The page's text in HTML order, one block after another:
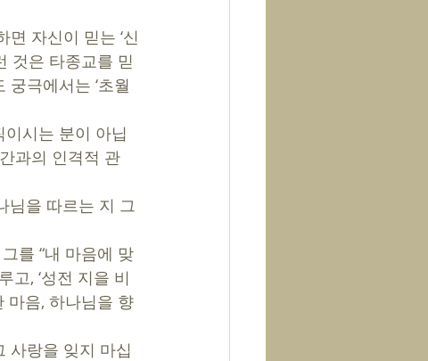
것은 타종교를 믿
궁극에서는 ‘초월
시는 분이 아닙
과의 인격적 관
님을 따르는 지 그
를 “내 마음에 맞
고, ‘성전 지을 비
마음, 하나님을 향
사랑을 잊지 마십